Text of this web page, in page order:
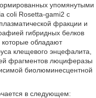
упомянутыми
coli Rosetta-gami2 с
фракции и
гибридных белков
обладают
клещевого энцефалита,
фрагментов люциферазы
биолюминесцентной
в следующем: